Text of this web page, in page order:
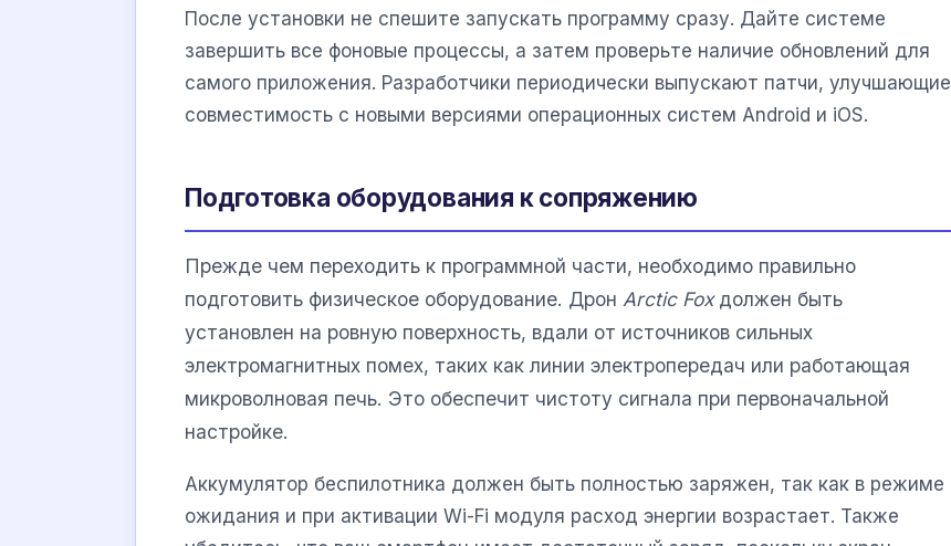
После установки не спешите запускать программу сразу. Дайте системе
завершить все фоновые процессы, а затем проверьте наличие обновлений для
самого приложения. Разработчики периодически выпускают патчи, улучшающие
совместимость с новыми версиями операционных систем Android и iOS.
Подготовка оборудования к сопряжению
Прежде чем переходить к программной части, необходимо правильно
подготовить физическое оборудование. Дрон Arctic Foxдолжен быть
установлен на ровную поверхность, вдали от источников сильных
электромагнитных помех, таких как линии электропередач или работающая
микроволновая печь. Это обеспечит чистоту сигнала при первоначальной
настройке.
Аккумулятор беспилотника должен быть полностью заряжен, так как в режиме
ожидания и при активации Wi-Fi модуля расход энергии возрастает. Также